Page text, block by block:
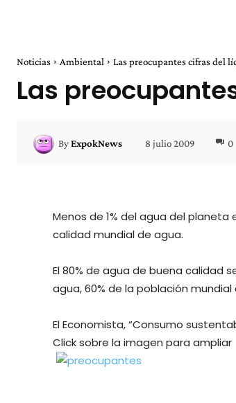
Noticias Ambiental Las preocupantes cifras del
Las
ByExpokNews 8 julio 2009 0
Menos de 1% del agua del planeta
calidad mundial de agua.
El 80% de agua de buena calidad
agua, 60% de la población
El Economista, “Consumo
Click sobre la imagen para ampliar